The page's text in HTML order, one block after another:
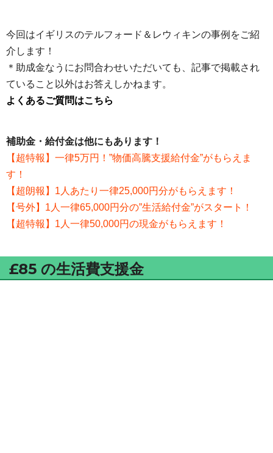
今回はイギリスのテルフォード＆レウィキンの事例をご紹
介します！
＊助成金なうにお問合わせいただいても、記事で掲載され
ていること以外はお答えしかねます。
よくあるご質問はこちら
補助金・給付金は他にもあります！
【超特報】一律5万円！”物価高騰支援給付金”がもらえま
す！
【超朗報】1人あたり一律25,000円分がもらえます！
【号外】1人一律65,000円分の”生活給付金”がスタート！
【超特報】1人一律50,000円の現金がもらえます！
£85 の生活費支援金